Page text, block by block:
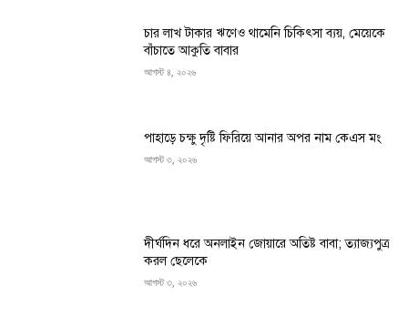
চার লাখ টাকার ঋণেও থামেনি চিকিৎসা ব্যয়, মেয়েকে
বাঁচাতে আকুতি বাবার
আগস্ট ৪, ২০২৬
পাহাড়ে চক্ষু দৃষ্টি ফিরিয়ে আনার অপর নাম কেএস মং
আগস্ট ৩, ২০২৬
দীর্ঘদিন ধরে অনলাইন জোয়ারে অতিষ্ট বাবা; ত্যাজ্যপুত্র
করল ছেলেকে
আগস্ট ৩, ২০২৬